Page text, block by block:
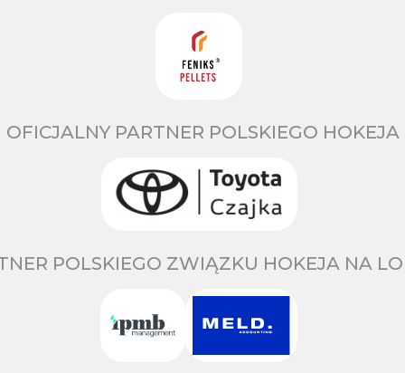
OFICJALNY PARTNER POLSKIEGO HOKEJA
POLSKIEGO ZWIĄZKU HOKEJA NA